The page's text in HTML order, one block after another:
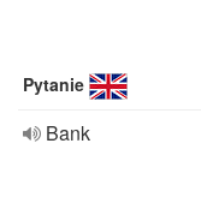
Pytanie
Bank